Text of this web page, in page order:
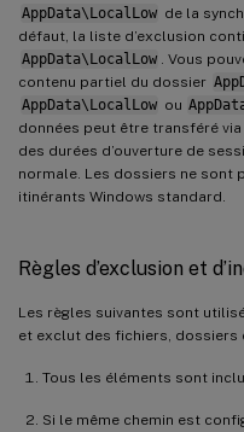
AppData\LocalLow de la
défaut, la liste d’exclusion
AppData\LocalLow
. Vous
contenu partiel du dossier
AppData\LocalLow ou
données peut être transféré
des durées d’ouverture de
normale. Les dossiers ne sont
itinérants Windows standard.
Règles d’exclusion et
Les règles suivantes sont
et exclut des fichiers, dossiers
Tous les éléments sont
Si le même chemin est